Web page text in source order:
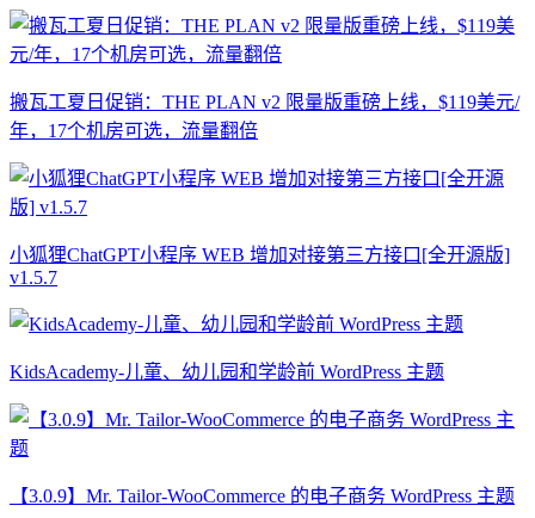
搬瓦工夏日促销：THE PLAN v2 限量版重磅上线，$119美元/
年，17个机房可选，流量翻倍
小狐狸ChatGPT小程序 WEB 增加对接第三方接口[全开源版]
v1.5.7
KidsAcademy-儿童、幼儿园和学龄前 WordPress 主题
【3.0.9】Mr. Tailor-WooCommerce 的电子商务 WordPress 主题